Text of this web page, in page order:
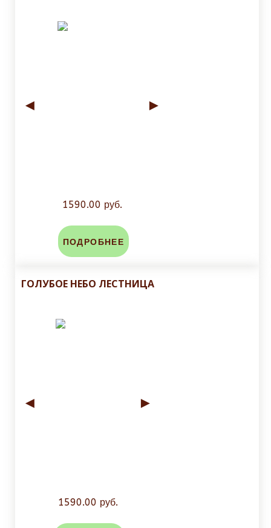
◄ ►
1590.00 руб.
ПОДРОБНЕЕ
ГОЛУБОЕ НЕБО ЛЕСТНИЦА
◄ ►
1590.00 руб.